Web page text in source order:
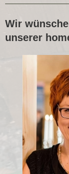
Wir
unserer